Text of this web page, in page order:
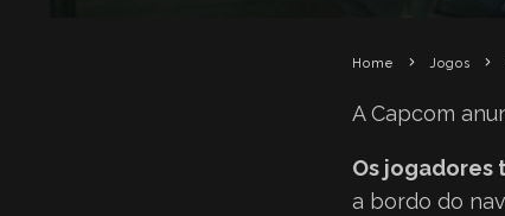
Home Jogos
A Capcom
Os jogadores
a bordo do